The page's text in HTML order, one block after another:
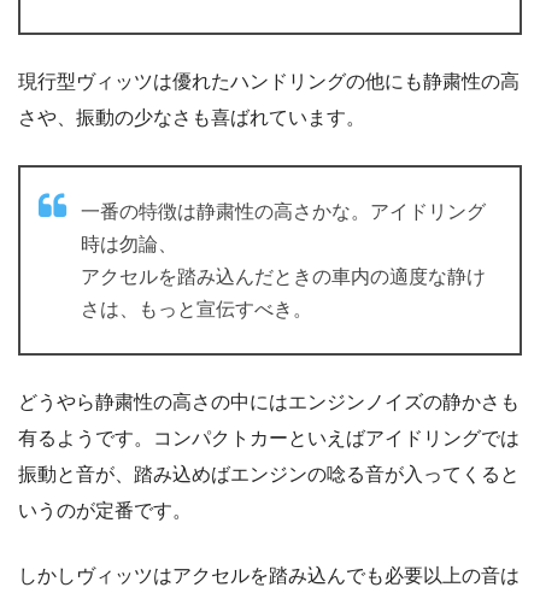
現行型ヴィッツは優れたハンドリングの他にも静粛性の高
さや、振動の少なさも喜ばれています。
一番の特徴は静粛性の高さかな。アイドリング
時は勿論、
アクセルを踏み込んだときの車内の適度な静け
さは、もっと宣伝すべき。
どうやら静粛性の高さの中にはエンジンノイズの静かさも
有るようです。コンパクトカーといえばアイドリングでは
振動と音が、踏み込めばエンジンの唸る音が入ってくると
いうのが定番です。
しかしヴィッツはアクセルを踏み込んでも必要以上の音は